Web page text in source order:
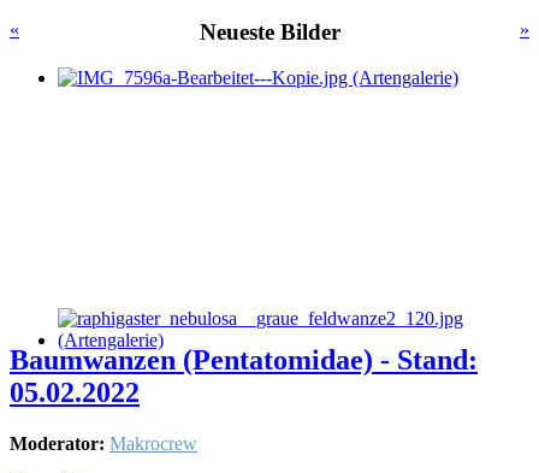
«
»
Neueste Bilder
Baumwanzen (Pentatomidae) - Stand:
05.02.2022
Moderator: Makrocrew